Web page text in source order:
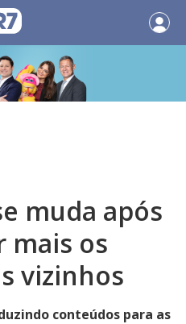
muda após
mais os
vizinhos
conteúdos para as